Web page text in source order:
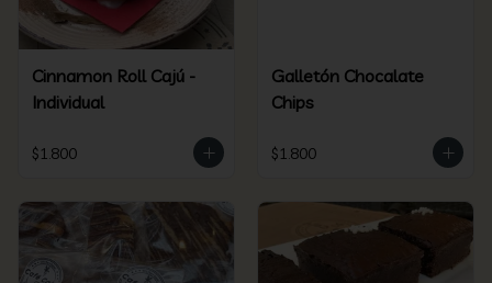
Cinnamon Roll Cajú -
Individual
$1.800
Galletón Chocalate
Chips
$1.800